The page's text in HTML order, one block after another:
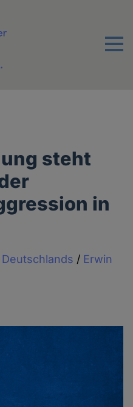
Menu
steht
in
/ Erwin